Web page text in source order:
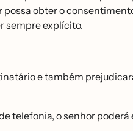
obter o
sempre explícito.
e também
telefonia, o senhor